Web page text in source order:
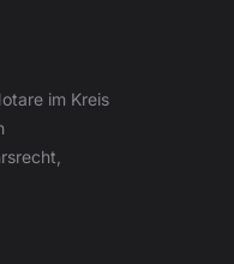
im Kreis